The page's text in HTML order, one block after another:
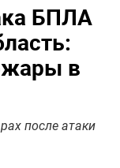
БПЛА
в
после атаки